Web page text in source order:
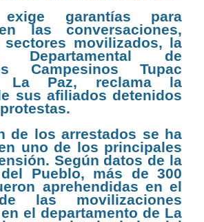
garantías para
las conversaciones,
movilizados, la
Departamental de
Campesinos Tupac
La Paz, reclama la
sus afiliados detenidos
de los arrestados se ha
uno de los principales
Según datos de la
Pueblo, más de 300
aprehendidas en el
las movilizaciones
el departamento de La